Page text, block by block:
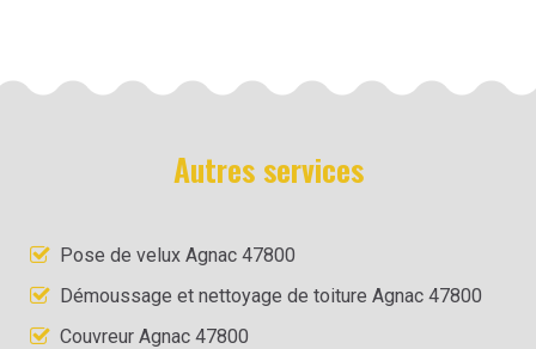
Autres services
Pose de velux Agnac 47800
Démoussage et nettoyage de toiture Agnac 47800
Couvreur Agnac 47800